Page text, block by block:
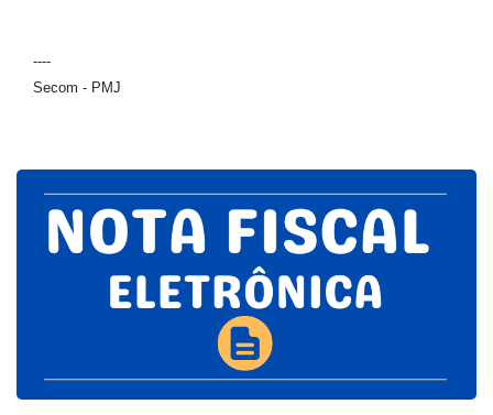
----
Secom - PMJ